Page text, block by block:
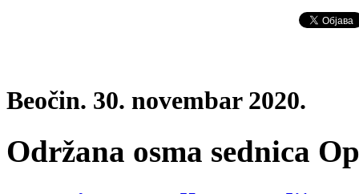
Beočin. 30. novembar 2020.
Održana osma sednica